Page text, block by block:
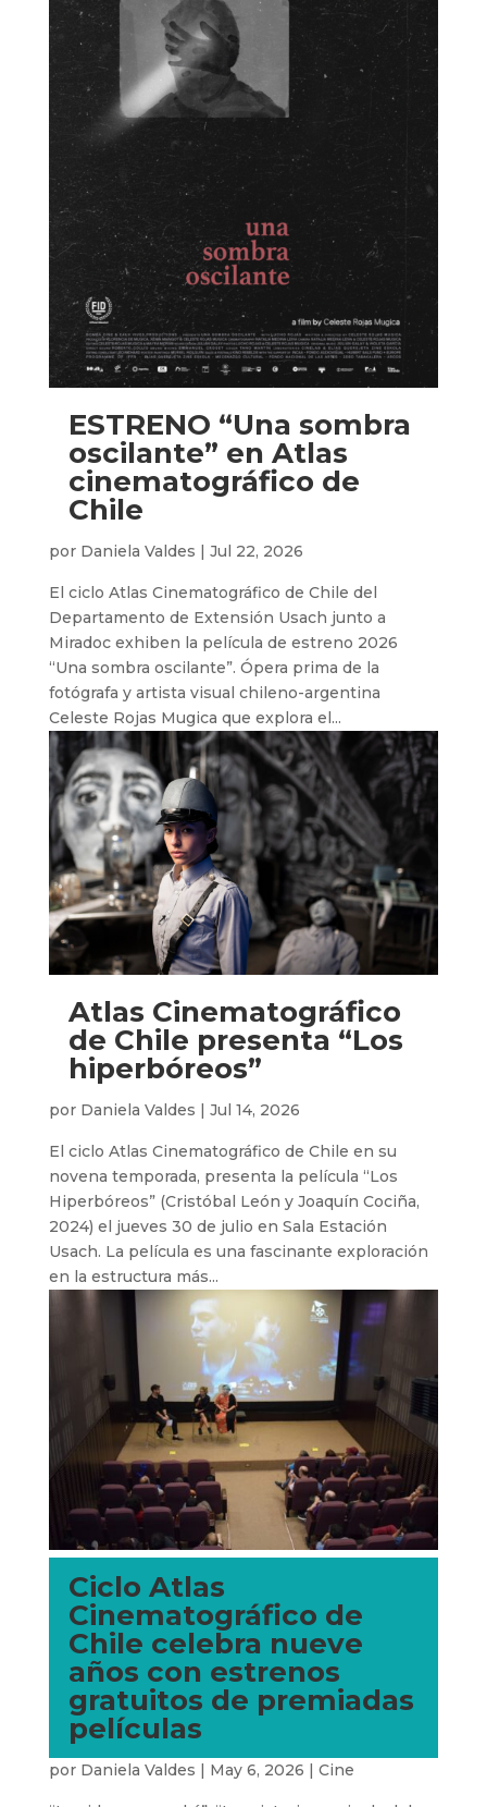
ESTRENO “Una sombra
oscilante” en Atlas
cinematográfico de
Chile
por Daniela Valdes | Jul 22, 2026
El ciclo Atlas Cinematográfico de Chile del
Departamento de Extensión Usach junto a
Miradoc exhiben la película de estreno 2026
“Una sombra oscilante”. Ópera prima de la
fotógrafa y artista visual chileno-argentina
Celeste Rojas Mugica que explora el...
Atlas Cinematográfico
de Chile presenta “Los
hiperbóreos”
por Daniela Valdes | Jul 14, 2026
El ciclo Atlas Cinematográfico de Chile en su
novena temporada, presenta la película “Los
Hiperbóreos” (Cristóbal León y Joaquín Cociña,
2024) el jueves 30 de julio en Sala Estación
Usach. La película es una fascinante exploración
en la estructura más...
Ciclo Atlas
Cinematográfico de
Chile celebra nueve
años con estrenos
gratuitos de premiadas
películas
por Daniela Valdes | May 6, 2026 | Cine